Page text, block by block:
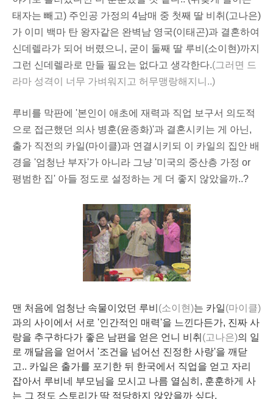
태자는 빼고) 주인공 가정의 4남매 중 첫째 딸 비취(고나은)
가 이미 백마 탄 왕자같은 완벽남 영국(이태곤)과 결혼하여
신데렐라가 되어 버렸으니, 굳이 둘째 딸 루비(소이현)까지
그런 신데렐라로 만들 필요는 없다고 생각한다.(그러면 드
라마 성격이 너무 가벼워지고 허무맹랑해지니..)
루비를 막판에 '본인이 애초에 재력과 직업 보구서 의도적
으로 접근했던 의사 병훈(윤종화)'과 결혼시키는 게 아닌,
출가 직전의 카일(마이클)과 연결시키되 이 카일의 집안 배
경을 '엄청난 부자'가 아니라 그냥 '미국의 중산층 가정 or
평범한 집' 아들 정도로 설정하는 게 더 좋지 않았을까..?
맨 처음에 엄청난 속물이었던 루비 (소이현)는 카일(마이클)
과의 사이에서 서로 '인간적인 매력'을 느낀다든가, 진짜 사
랑을 추구하다가 좋은 남편을 얻은 언니 비취 (고나은)의 일
로 깨달음을 얻어서 '조건을 넘어선 진정한 사랑'을 깨닫
고.. 카일은 출가를 포기한 뒤 한국에서 직업을 얻고 자리
잡아서 루비네 부모님을 모시고 나름 열심히, 훈훈하게 사
는 그 정도 스토리가 딱 적당하지 않았을까 싶다.